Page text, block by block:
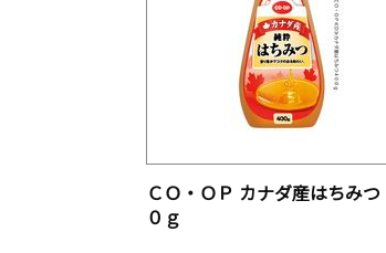
ＣＯ・ＯＰ カナダ産はちみつ
０ｇ